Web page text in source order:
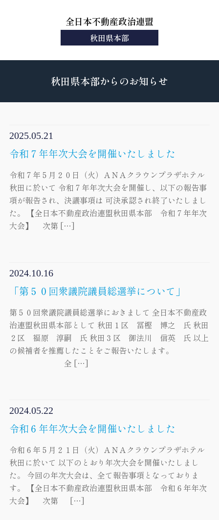
全日本不動産政治連盟
秋田県本部
秋田県本部からのお知らせ
2025.05.21
令和７年年次大会を開催いたしました
令和７年５月２０日（火）ＡＮＡクラウンプラザホテル
秋田に於いて 令和７年年次大会を開催し、以下の報告事
項が報告され、決議事項は 可決承認され終了いたしまし
た。 【全日本不動産政治連盟秋田県本部 令和７年年次
大会】 次第 […]
2024.10.16
「第５０回衆議院議員総選挙について」
第５０回衆議院議員総選挙におきまして 全日本不動産政
治連盟秋田県本部として 秋田１区 冨樫 博之 氏 秋田
２区 福原 淳嗣 氏 秋田３区 御法川 信英 氏 以上
の候補者を推薦したことをご報告いたします。
全 […]
2024.05.22
令和６年年次大会を開催いたしました
令和６年５月２１日（火）ＡＮＡクラウンプラザホテル
秋田に於いて 以下のとおり年次大会を開催いたしまし
た。 今回の年次大会は、全て報告事項となっておりま
す。 【全日本不動産政治連盟秋田県本部 令和６年年次
大会】 次第 […]